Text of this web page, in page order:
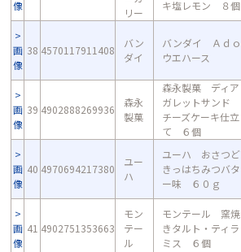
像
リー
キ塩レモン ８個
画
像
38 4570117911408
バン
ダイ
バンダイ Ａｄｏ
ウエハース
画
像
39 4902888269936
森永
製菓
森永製菓 ディア
ガレットサンド
チーズケーキ仕立
て ６個
画
像
40 4970694217380
ユー
ハ
ユーハ おさつど
きっはちみつバタ
ー味 ６０ｇ
画
像
41 4902751353663
モン
テー
ル
モンテール 窯焼
きタルト・ティラ
ミス ６個